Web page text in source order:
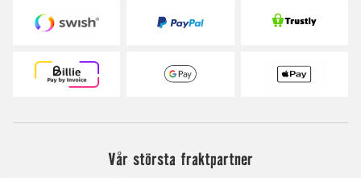
Vår största fraktpartner